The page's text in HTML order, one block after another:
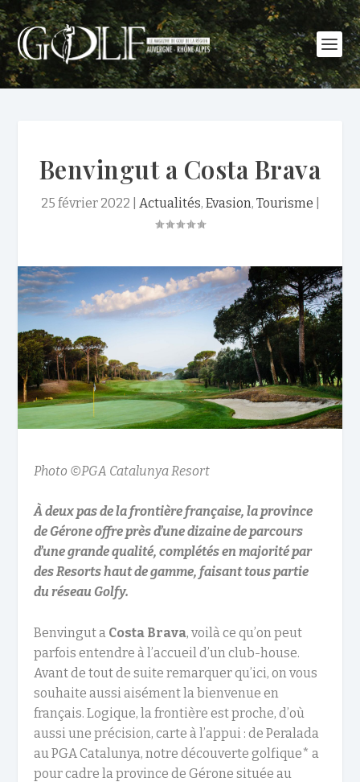
Benvingut a Costa Brava
25 février 2022 Actualités, Evasion, Tourisme
Photo ©PGA Catalunya Resort
À deux pas de la frontière française, la province
de Gérone offre près d’une dizaine de parcours
d’une grande qualité, complétés en majorité par
des Resorts haut de gamme, faisant tous partie
du réseau Golfy.
Benvingut a Costa Brava, voilà ce qu’on peut
parfois entendre à l’accueil d’un club-house.
Avant de tout de suite remarquer qu’ici, on vous
souhaite aussi aisément la bienvenue en
français. Logique, la frontière est proche, d’où
aussi une précision, carte à l’appui : de Peralada
au PGA Catalunya, notre découverte golfique* a
pour cadre la province de Gérone située au